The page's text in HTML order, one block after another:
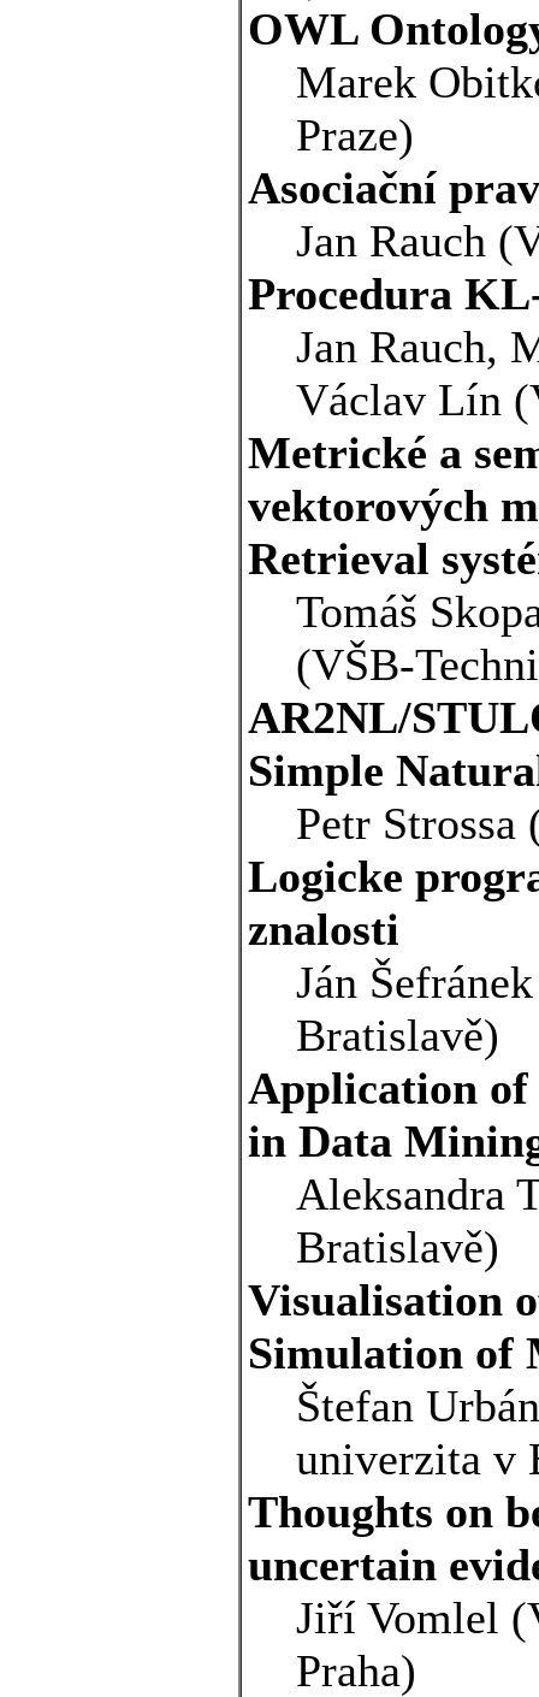
OWL
Marek
Praze)
Asociační
Jan Rauch
Procedura
Jan Rauch,
Václav Lín
Metrické a
vektorových
Retrieval
Tomáš
(VŠB-
AR2NL/
Simple
Petr Strossa
Logicke
znalosti
Ján
Bratislavě)
Application of
in Data
Aleksandra
Bratislavě)
Visualisation
Simulation of
Štefan
univerzita v
Thoughts on
uncertain
Jiří Vomlel
Praha)